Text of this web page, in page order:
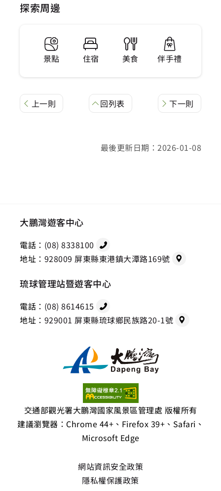
探索周邊
景點 住宿 美食 伴手禮
上一則 回列表 下一則
最後更新日期：2026-01-08
大鵬灣遊客中心
電話： (08) 8338100
地址： 928009 屏東縣東港鎮大潭路169號
琉球管理站暨遊客中心
電話： (08) 8614615
地址： 929001 屏東縣琉球鄉民族路20-1號
交通部觀光署大鵬灣國家風景區管理處 版權所有
建議瀏覽器：Chrome 44+、Firefox 39+、Safari、
Microsoft Edge
網站資訊安全政策
隱私權保護政策